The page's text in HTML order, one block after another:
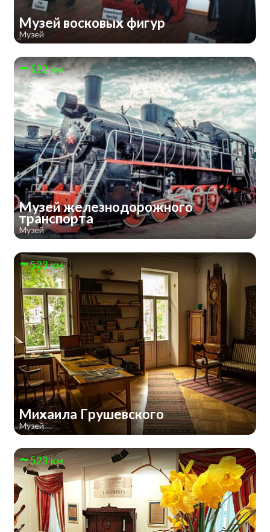
Музей восковых фигур
Музей
522 км
Музей железнодорожного
транспорта
Музей
523 км
Михаила Грушевского
Музей
523 км